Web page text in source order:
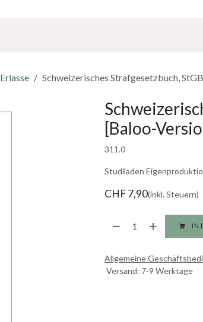
Erlasse Schweizerisches Strafgesetzbuch,
[Baloo-
311.0
Studiladen
CHF7,90(inkl. Steuern)
IN
Allgemeine
Versand: 7-9 Werktage